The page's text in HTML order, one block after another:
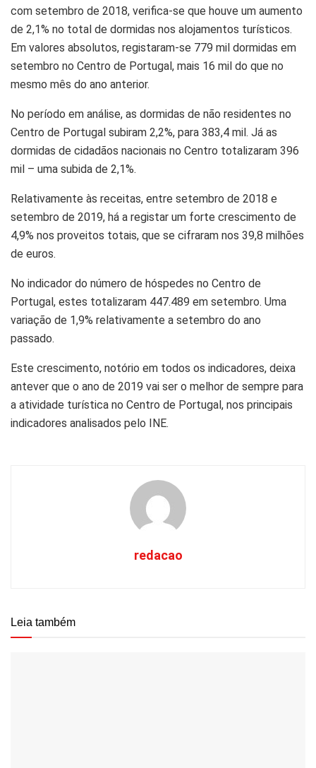
com setembro de 2018, verifica-se que houve um aumento
de 2,1% no total de dormidas nos alojamentos turísticos.
Em valores absolutos, registaram-se 779 mil dormidas em
setembro no Centro de Portugal, mais 16 mil do que no
mesmo mês do ano anterior.
No período em análise, as dormidas de não residentes no
Centro de Portugal subiram 2,2%, para 383,4 mil. Já as
dormidas de cidadãos nacionais no Centro totalizaram 396
mil – uma subida de 2,1%.
Relativamente às receitas, entre setembro de 2018 e
setembro de 2019, há a registar um forte crescimento de
4,9% nos proveitos totais, que se cifraram nos 39,8 milhões
de euros.
No indicador do número de hóspedes no Centro de
Portugal, estes totalizaram 447.489 em setembro. Uma
variação de 1,9% relativamente a setembro do ano
passado.
Este crescimento, notório em todos os indicadores, deixa
antever que o ano de 2019 vai ser o melhor de sempre para
a atividade turística no Centro de Portugal, nos principais
indicadores analisados pelo INE.
redacao
Leia também